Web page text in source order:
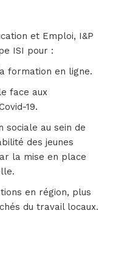
et Emploi, I&P
ISI pour :
formation en ligne.
face aux
19.
sociale au sein de
des jeunes
la mise en place
en région, plus
du travail locaux.